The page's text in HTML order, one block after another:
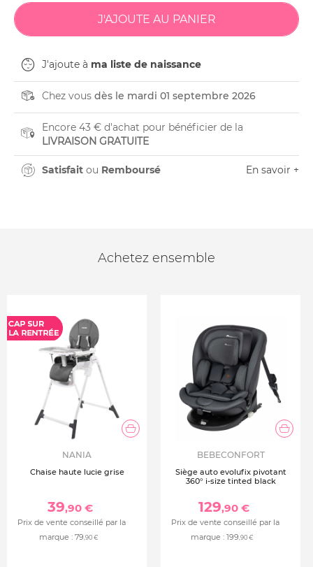
J'ajoute à ma liste de naissance
Chez vous dès le mardi 01 septembre 2026
Encore 43 € d'achat pour bénéficier de la
LIVRAISON GRATUITE
Satisfait ou Remboursé En savoir +
Achetez ensemble
NANIA
Chaise haute lucie grise
39,90 €
Prix de vente conseillé par la
marque : 79,90 €
BEBECONFORT
Siège auto evolufix pivotant
360° i-size tinted black
129,90 €
Prix de vente conseillé par la
marque : 199,90 €